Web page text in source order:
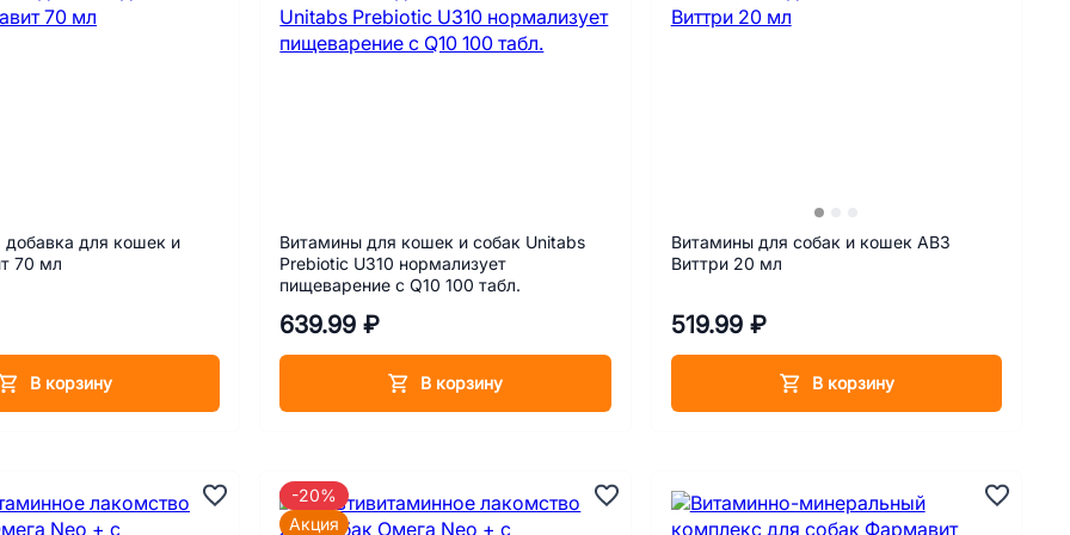
для кошек и
70 мл
В корзину
Витамины для кошек и собак Unitabs
Prebiotic U310 нормализует
пищеварение с Q10 100 табл.
639.99 ₽
В корзину
Витамины для собак и кошек АВЗ
Виттри 20 мл
519.99 ₽
В корзину
-20%
Акция